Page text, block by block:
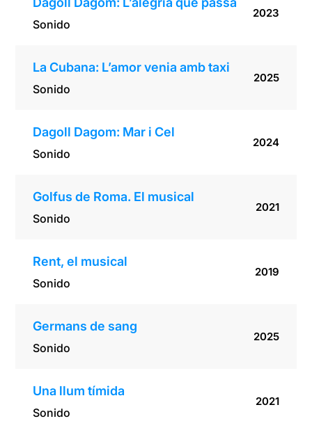
Sonido
2023
La Cubana: L’amor venia amb taxi
Sonido
2025
Dagoll Dagom: Mar i Cel
Sonido
2024
Golfus de Roma. El musical
Sonido
2021
Rent, el musical
Sonido
2019
Germans de sang
Sonido
2025
Una llum tímida
Sonido
2021